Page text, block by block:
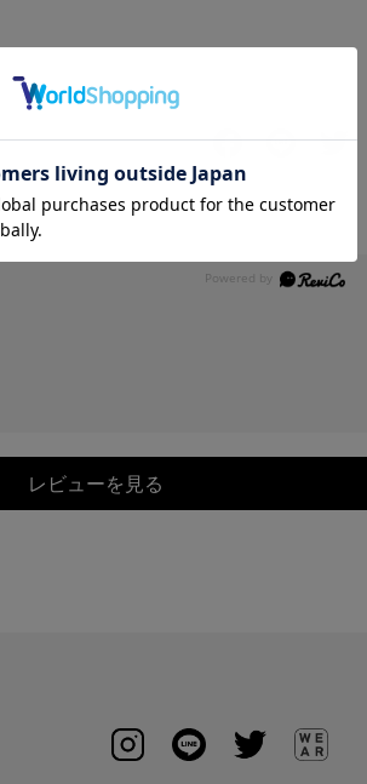
レビューを見る